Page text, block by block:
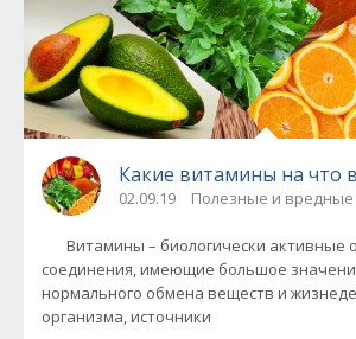
Какие витамины на что
02.09.19 Полезные и
соединения, имеющие большое
нормального обмена веществ и
организма, источники